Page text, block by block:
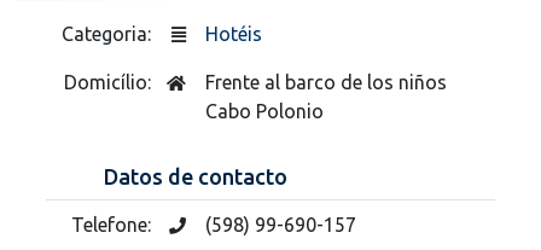
Categoria: Hotéis
Domicílio:
Frente al barco de los niños
Cabo Polonio
Datos de contacto
Telefone: (598) 99-690-157